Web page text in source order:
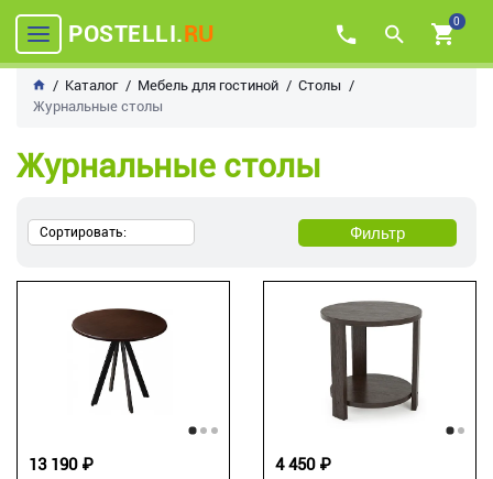
POSTELLI.RU 0
Каталог Мебель для гостиной
Столы
Журнальные столы
Журнальные столы
Сортировать: Фильтр
13 190 ₽ 4 450 ₽